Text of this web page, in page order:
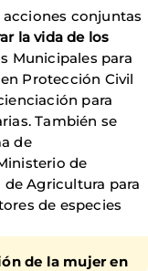
acciones conjuntas
la vida de los
Municipales para
Protección Civil
para
También se
de
de
Agricultura para
de especies
de la mujer en